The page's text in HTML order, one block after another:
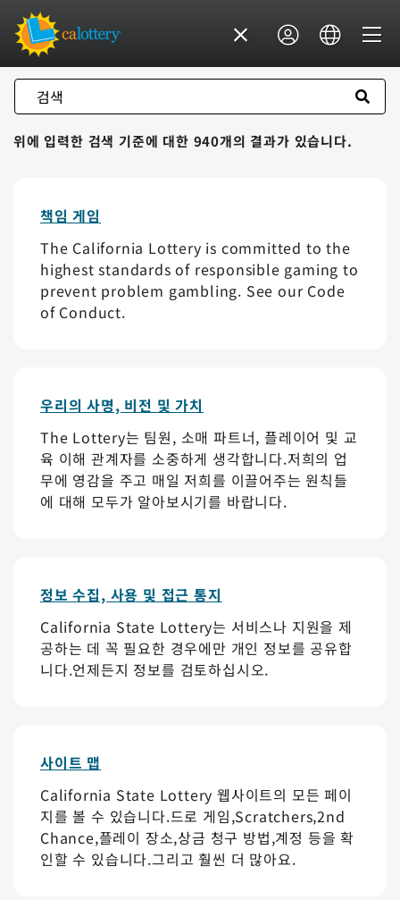
위에 입력한 검색 기준에 대한 940개의 결과가 있습니다.
책임 게임
The California Lottery is committed to the
highest standards of responsible gaming to
prevent problem gambling. See our Code
of Conduct.
우리의 사명, 비전 및 가치
The Lottery는 팀원, 소매 파트너, 플레이어 및 교
육 이해 관계자를 소중하게 생각합니다.저희의 업
무에 영감을 주고 매일 저희를 이끌어주는 원칙들
에 대해 모두가 알아보시기를 바랍니다.
정보 수집, 사용 및 접근 통지
California State Lottery는 서비스나 지원을 제
공하는 데 꼭 필요한 경우에만 개인 정보를 공유합
니다.언제든지 정보를 검토하십시오.
사이트 맵
California State Lottery 웹사이트의 모든 페이
지를 볼 수 있습니다.드로 게임,Scratchers,2nd
Chance,플레이 장소,상금 청구 방법,계정 등을 확
인할 수 있습니다.그리고 훨씬 더 많아요.